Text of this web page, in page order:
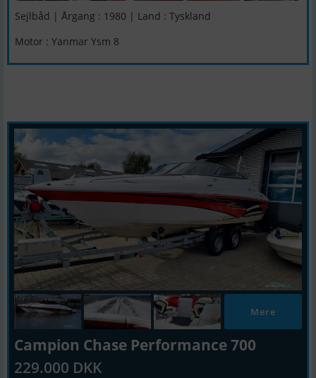
Sejlbåd | Årgang : 1980 | Land : Tyskland
Motor : Yanmar Ysm 8
Mere
Campion Chase Performance 700
229.000 DKK